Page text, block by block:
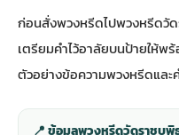
ก่อนสั่งพวงหรีดไปพวงหรีดวั
เตรียมคำไว้อาลัยบนป้ายให้พ
ตัวอย่างข้อความพวงหรีดและ